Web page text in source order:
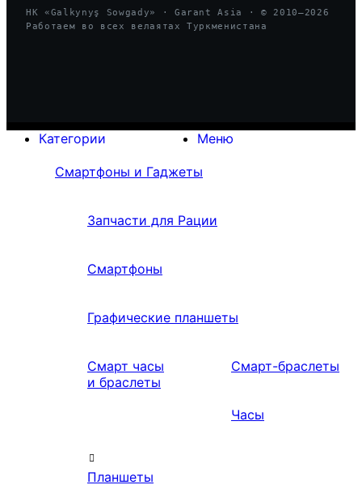
HK «Galkynyş Sowgady» · Garant Asia · © 2010—2026
Работаем во всех велаятах Туркменистана
Меню
Категории
Смартфоны и Гаджеты
Запчасти для Рации
Смартфоны
Графические планшеты
Смарт часы
и браслеты
Смарт-браслеты
Часы
Планшеты